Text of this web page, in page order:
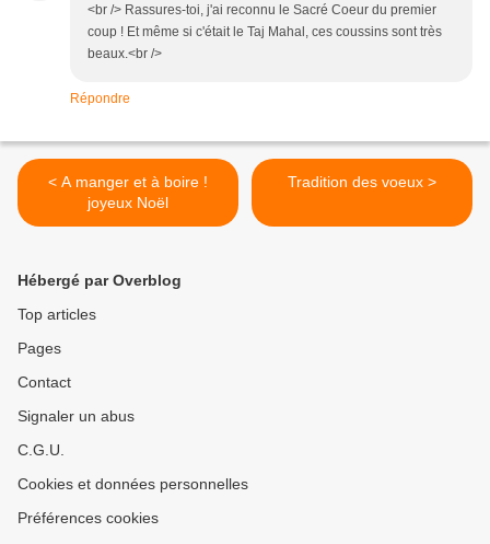
<br /> Rassures-toi, j'ai reconnu le Sacré Coeur du premier
coup ! Et même si c'était le Taj Mahal, ces coussins sont très
beaux.<br />
Répondre
< A manger et à boire !
joyeux Noël
Tradition des voeux >
Hébergé par Overblog
Top articles
Pages
Contact
Signaler un abus
C.G.U.
Cookies et données personnelles
Préférences cookies